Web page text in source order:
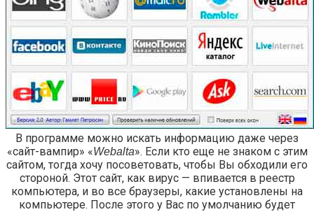
В программе можно искать информацию даже через
«сайт-вампир» «Webalta». Если кто еще не знаком с этим
сайтом, тогда хочу посоветовать, чтобы Вы обходили его
стороной. Этот сайт, как вирус — впивается в реестр
компьютера, и во все браузеры, какие установлены на
компьютере. После этого у Вас по умолчанию будет